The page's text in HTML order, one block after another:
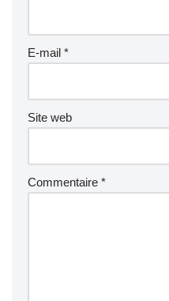
E-mail *
Site web
Commentaire *